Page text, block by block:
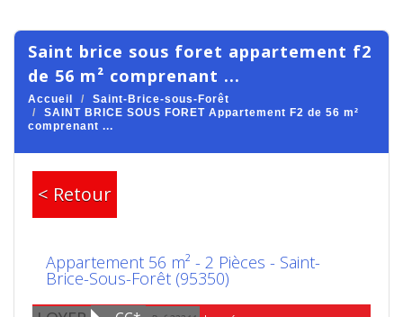
saint brice sous foret appartement f2
de 56 m² comprenant ...
Accueil
Saint-Brice-sous-Forêt
SAINT BRICE SOUS FORET Appartement F2 de 56 m²
comprenant ...
< Retour
Appartement 56 m² - 2 Pièces - Saint-
Brice-Sous-Forêt (95350)